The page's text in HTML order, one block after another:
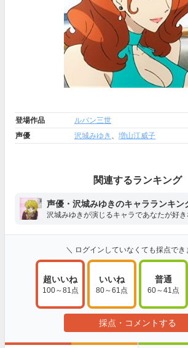
登場作品
ルパン三世
声優
沢城みゆき 、 増山江威子
関連するランキング
声優・沢城みゆきのキャラランキン
沢城みゆきが演じるキャラであなたが好き
＼ ログインしていなくても採点でき
超いいね
100～81点
いいね
80～61点
普通
60～41点
採点・コメントする